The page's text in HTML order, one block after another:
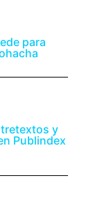
para
y
Publindex